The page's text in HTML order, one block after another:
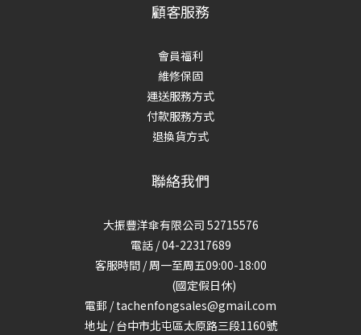
顧客服務
會員福利
維修保固
運送服務方式
付款服務方式
退換貨方式
聯絡我們
大振豐洋傘有限公司 52715576
電話 / 04-22317689
客服時間 / 周一至周五09:00-18:00
(國定假日休)
電郵 / tachenfongsales@gmail.com
地址 / 台中市北屯區太原路三段1160號